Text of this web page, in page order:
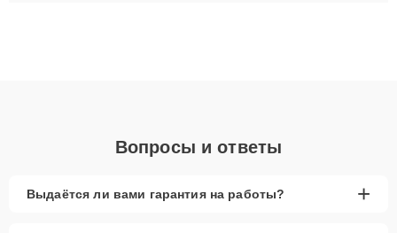
Вопросы и ответы
Выдаётся ли вами гарантия на работы? +